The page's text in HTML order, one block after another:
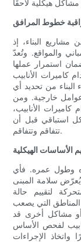
خطوط المرافق
البناء، إذ
والمواقع. وتُعدّ
استمرار عملها
كاميرات الأنابيب
من تحديد أي
عوامل خارجية. ومن
الأنابيب،
استباقي قبل أن
تتفاقم وتتفاقم.
الأساسات الهيكلية
وطول عمره. فأي
سلامة المبنى
لتقييم حالة
التي يصعب
مشاكل أخرى قد
لفحص الأساس
واتخاذ الإجراءات